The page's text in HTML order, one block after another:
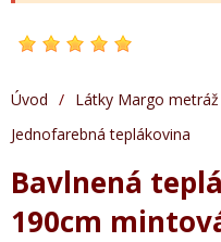
Úvod / Látky Margo metráž
Jednofarebná teplákovina
Bavlnená
190cm